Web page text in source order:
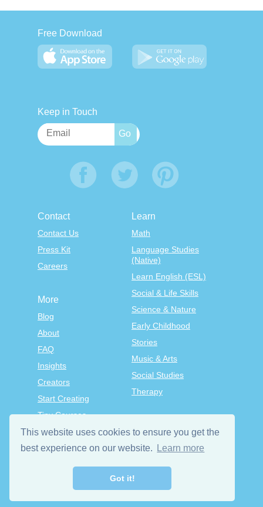
This website uses cookies to ensure you get the
best experience on our website.
Learn more
Got it!
Free Download
Keep in Touch
Contact
Contact Us
Press Kit
Careers
Learn
Math
Language Studies
(Native)
Learn English (ESL)
Social & Life Skills
Science & Nature
Early Childhood
Stories
Music & Arts
Social Studies
Therapy
More
Blog
About
FAQ
Insights
Creators
Start Creating
Tiny Courses
TinyTap Premium
Terms & Conditions
Privacy Policy